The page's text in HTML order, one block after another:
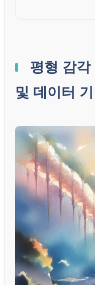
평형 감각
및 데이터